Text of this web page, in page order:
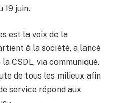
19 juin.
est la voix de la
à la société, a lancé
CSDL, via communiqué.
de tous les milieux afin
service répond aux